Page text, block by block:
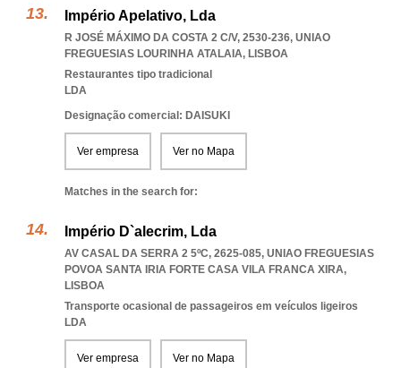
Império Apelativo, Lda
R JOSÉ MÁXIMO DA COSTA 2 C/V, 2530-236, UNIAO
FREGUESIAS LOURINHA ATALAIA, LISBOA
Restaurantes tipo tradicional
LDA
Designação comercial: DAISUKI
Ver empresa Ver no Mapa
Matches in the search for:
Império D`alecrim, Lda
AV CASAL DA SERRA 2 5ºC, 2625-085, UNIAO FREGUESIAS
POVOA SANTA IRIA FORTE CASA VILA FRANCA XIRA,
LISBOA
Transporte ocasional de passageiros em veículos ligeiros
LDA
Ver empresa Ver no Mapa